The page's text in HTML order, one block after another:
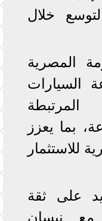
خلال
المصرية
السيارات
بما يعزز
للاستثمار
على ثقة
مع نيسان